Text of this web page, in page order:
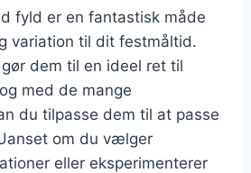
fyld er en fantastisk måde
variation til dit festmåltid.
dem til en ideel ret til
med de mange
du tilpasse dem til at passe
om du vælger
eller eksperimenterer